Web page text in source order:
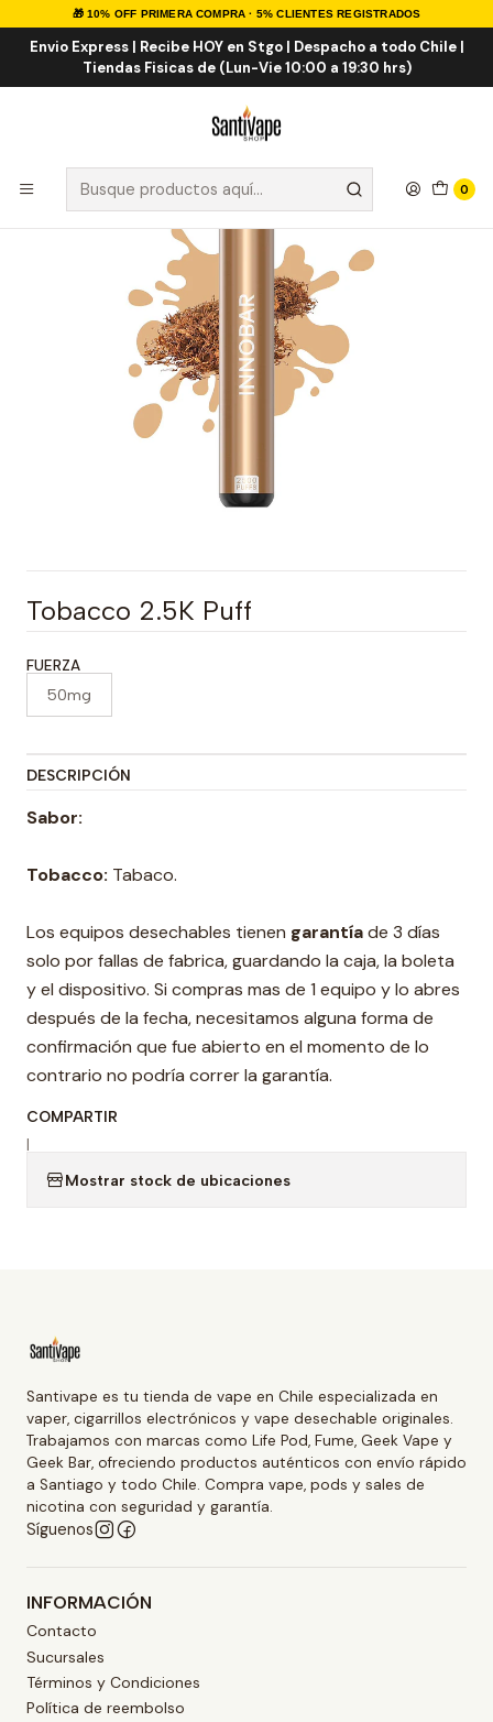
🎁 10% OFF PRIMERA COMPRA · 5% CLIENTES REGISTRADOS
Envio Express | Recibe HOY en Stgo | Despacho a todo Chile |
Tiendas Fisicas de (Lun-Vie 10:00 a 19:30 hrs)
0
Inicio VAPE DESECHABLES VAPE TABACO
Tobacco 2.5K Puff
Tobacco 2.5K Puff
FUERZA
50mg
DESCRIPCIÓN
Sabor:
Tobacco: Tabaco.
Los equipos desechables tienen garantíade 3 días
solo por fallas de fabrica, guardando la caja, la boleta
y el dispositivo. Si compras mas de 1 equipo y lo abres
después de la fecha, necesitamos alguna forma de
confirmación que fue abierto en el momento de lo
contrario no podría correr la garantía.
COMPARTIR
|
Mostrar stock de ubicaciones
Santivape es tu tienda de vape en Chile especializada en
vaper, cigarrillos electrónicos y vape desechable originales.
Trabajamos con marcas como Life Pod, Fume, Geek Vape y
Geek Bar, ofreciendo productos auténticos con envío rápido
a Santiago y todo Chile. Compra vape, pods y sales de
nicotina con seguridad y garantía.
Síguenos
INFORMACIÓN
Contacto
Sucursales
Términos y Condiciones
Política de reembolso